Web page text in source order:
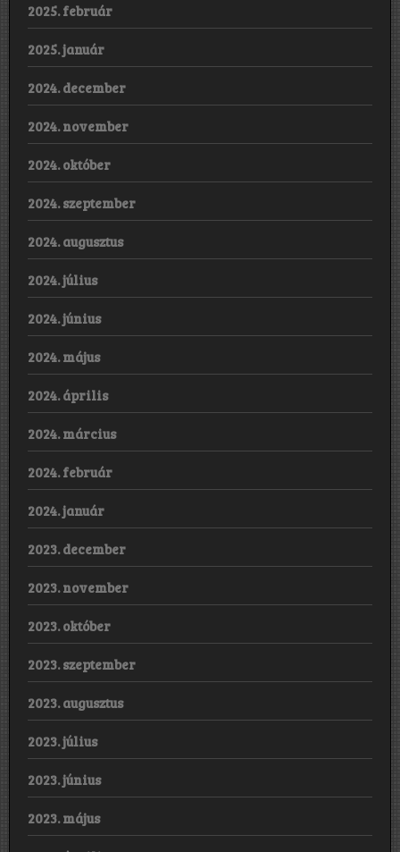
2025. február
2025. január
2024. december
2024. november
2024. október
2024. szeptember
2024. augusztus
2024. július
2024. június
2024. május
2024. április
2024. március
2024. február
2024. január
2023. december
2023. november
2023. október
2023. szeptember
2023. augusztus
2023. július
2023. június
2023. május